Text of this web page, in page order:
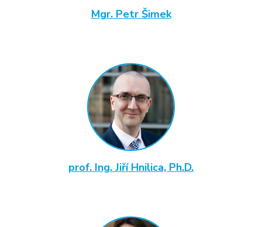
Mgr. Petr Šimek
prof. Ing. Jiří Hnilica, Ph.D.